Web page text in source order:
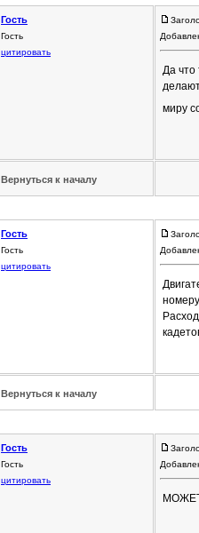
Гость
Гость
цитировать
Да что
миру
Вернуться к началу
Гость
Гость
цитировать
Вернуться к началу
Гость
Гость
цитировать